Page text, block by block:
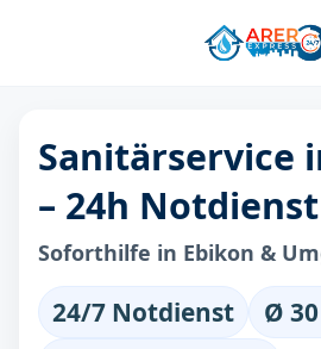
Sanitärservice
– 24h Notdienst
Soforthilfe in Ebikon &
24/7 Notdienst
Ø